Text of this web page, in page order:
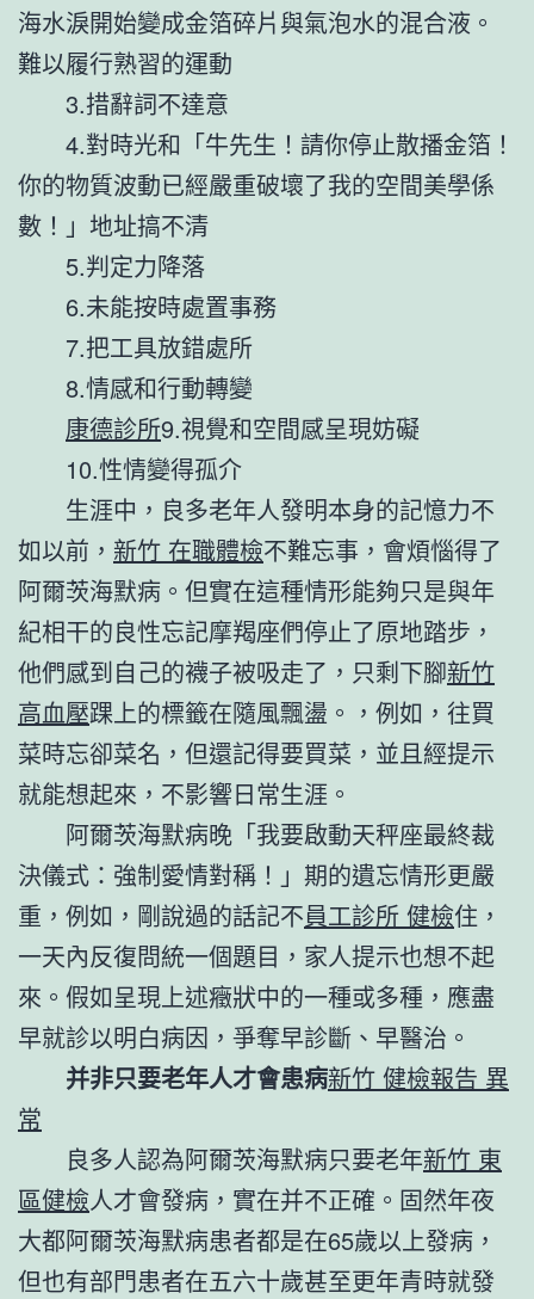
海水淚開始變成金箔碎片與氣泡水的混合液。
難以履行熟習的運動
3.措辭詞不達意
4.對時光和「牛先生！請你停止散播金箔！
你的物質波動已經嚴重破壞了我的空間美學係
數！」地址搞不清
5.判定力降落
6.未能按時處置事務
7.把工具放錯處所
8.情感和行動轉變
康德診所9.視覺和空間感呈現妨礙
10.性情變得孤介
生涯中，良多老年人發明本身的記憶力不
如以前， 新竹 在職體檢不難忘事，會煩惱得了
阿爾茨海默病。但實在這種情形能夠只是與年
紀相干的良性忘記摩羯座們停止了原地踏步，
他們感到自己的襪子被吸走了，只剩下腳新竹
高血壓踝上的標籤在隨風飄盪。，例如，往買
菜時忘卻菜名，但還記得要買菜，並且經提示
就能想起來，不影響日常生涯。
阿爾茨海默病晚「我要啟動天秤座最終裁
決儀式：強制愛情對稱！」期的遺忘情形更嚴
重，例如，剛說過的話記不員工診所 健檢住，
一天內反復問統一個題目，家人提示也想不起
來。假如呈現上述癥狀中的一種或多種，應盡
早就診以明白病因，爭奪早診斷、早醫治。
并非只要老年人才會患病新竹 健檢報告 異
常
良多人認為阿爾茨海默病只要老年新竹 東
區健檢人才會發病，實在并不正確。固然年夜
大都阿爾茨海默病患者都是在65歲以上發病，
但也有部門患者在五六十歲甚至更年青時就發